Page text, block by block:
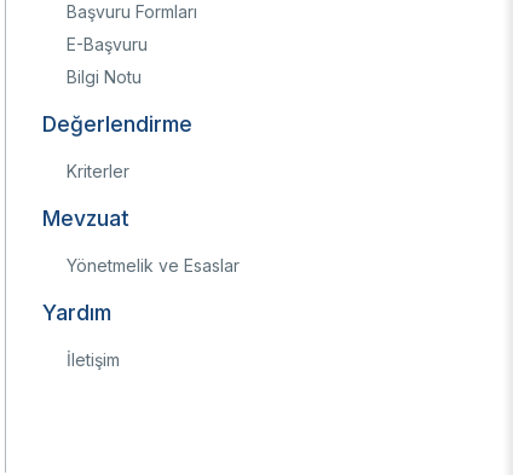
Başvuru Formları
E-Başvuru
Bilgi Notu
Değerlendirme
Kriterler
Mevzuat
Yönetmelik ve Esaslar
Yardım
İletişim